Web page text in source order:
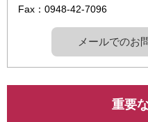
Fax：0948-42-7096
メールでのお
重要